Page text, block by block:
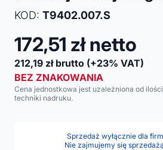
KOD: T9402.007.S
172,51 zł netto
212,19 zł brutto (+23% VAT)
BEZ ZNAKOWANIA
Cena jednostkowa jest uzależniona od
techniki nadruku.
Sprzedaż wyłącznie dla
Nie zajmujemy się